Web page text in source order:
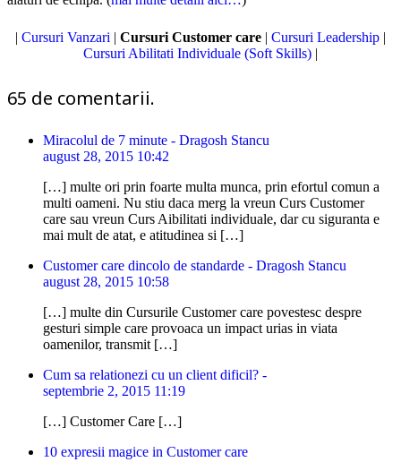
Cursuri Vanzari Cursuri Customer care Cursuri Leadership
Cursuri Abilitati Individuale (Soft Skills)
65 de comentarii.
Miracolul de 7 minute - Dragosh Stancu
august 28, 2015 10:42
[…] multe ori prin foarte multa munca, prin efortul comun a
multi oameni. Nu stiu daca merg la vreun Curs Customer
care sau vreun Curs Aibilitati individuale, dar cu siguranta e
mai mult de atat, e atitudinea si […]
Customer care dincolo de standarde - Dragosh Stancu
august 28, 2015 10:58
[…] multe din Cursurile Customer care povestesc despre
gesturi simple care provoaca un impact urias in viata
oamenilor, transmit […]
Cum sa relationezi cu un client dificil? -
septembrie 2, 2015 11:19
[…] Customer Care […]
10 expresii magice in Customer care